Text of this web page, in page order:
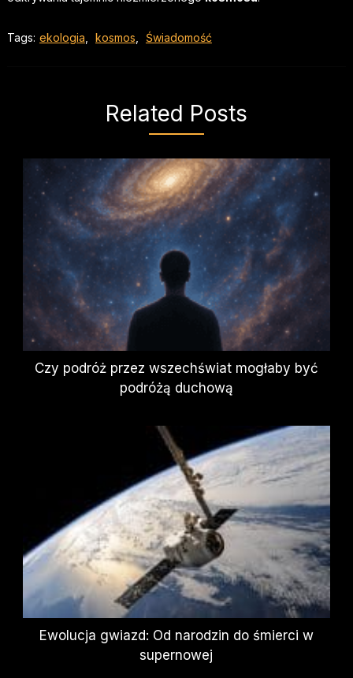
Tags: ekologia kosmos Świadomość
Related Posts
Czy podróż przez wszechświat mogłaby być
podróżą duchową
Ewolucja gwiazd: Od narodzin do śmierci w
supernowej